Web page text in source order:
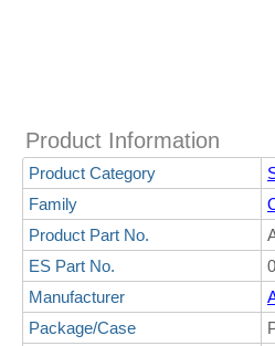
Product Information
Product Category
Family
Product Part No.
ES Part No.
Manufacturer
Package/Case